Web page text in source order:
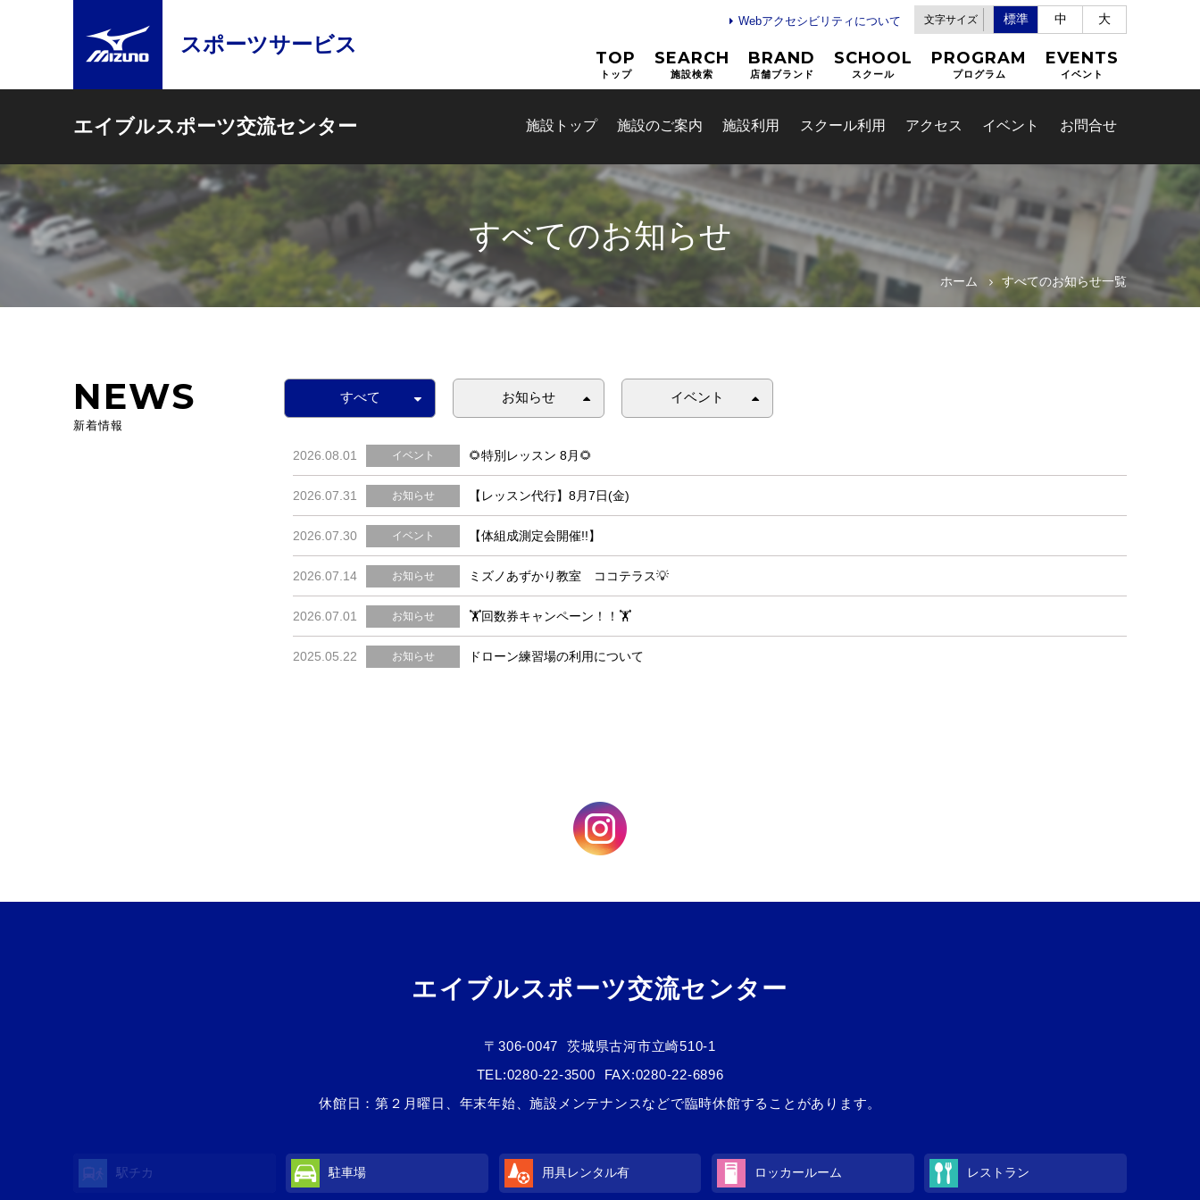
スポーツサービス
文字サイズ 標準 中 大
Webアクセシビリティについて
TOP
トップ
SEARCH
施設検索
BRAND
店舗ブランド
SCHOOL
スクール
PROGRAM
プログラム
EVENTS
イベント
エイブルスポーツ交流センター 施設トップ 施設のご案内 施設利用 スクール利用 アクセス イベント お問合せ
すべてのお知らせ
ホーム すべてのお知らせ一覧
NEWS
新着情報
すべて お知らせ イベント
2026.08.01 イベント 🌻特別レッスン 8月🌻
2026.07.31 お知らせ 【レッスン代行】8月7日(金)
2026.07.30 イベント 【体組成測定会開催!!】
2026.07.14 お知らせ ミズノあずかり教室 ココテラス💡
2026.07.01 お知らせ 🏋️回数券キャンペーン！！🏋️
2025.05.22 お知らせ ドローン練習場の利用について
エイブルスポーツ交流センター
〒306-0047
茨城県古河市立崎510-1
TEL:0280-22-3500
FAX:0280-22-6896
休館日：第２月曜日、年末年始、施設メンテナンスなどで臨時休館することがあります。
駅チカ 駐車場 用具レンタル有 ロッカールーム レストラン